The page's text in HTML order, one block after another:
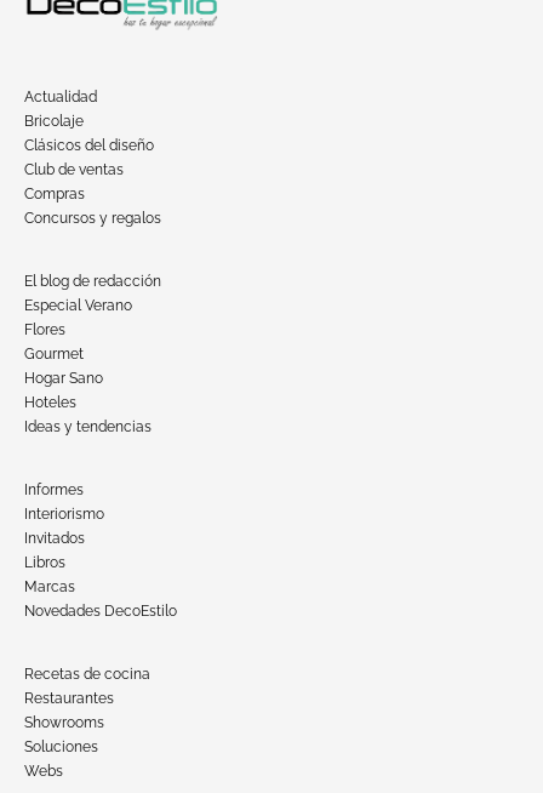
Actualidad
Bricolaje
Clásicos del diseño
Club de ventas
Compras
Concursos y regalos
El blog de redacción
Especial Verano
Flores
Gourmet
Hogar Sano
Hoteles
Ideas y tendencias
Informes
Interiorismo
Invitados
Libros
Marcas
Novedades DecoEstilo
Recetas de cocina
Restaurantes
Showrooms
Soluciones
Webs